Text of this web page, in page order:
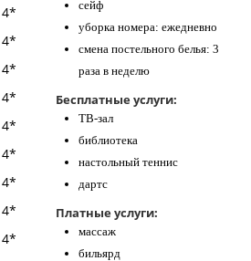
сейф
уборка номера: ежедневно
смена постельного белья: 3
раза в неделю
Бесплатные услуги:
ТВ-зал
библиотека
настольный теннис
дартс
Платные услуги:
массаж
бильярд